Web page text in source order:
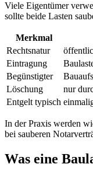
Viele Eigentümer
sollte beide Lasten
Merkmal
Rechtsnatur
Eintragung
Begünstigter
Löschung
nur
Entgelt typisch
In der Praxis werden
bei sauberen
Was eine